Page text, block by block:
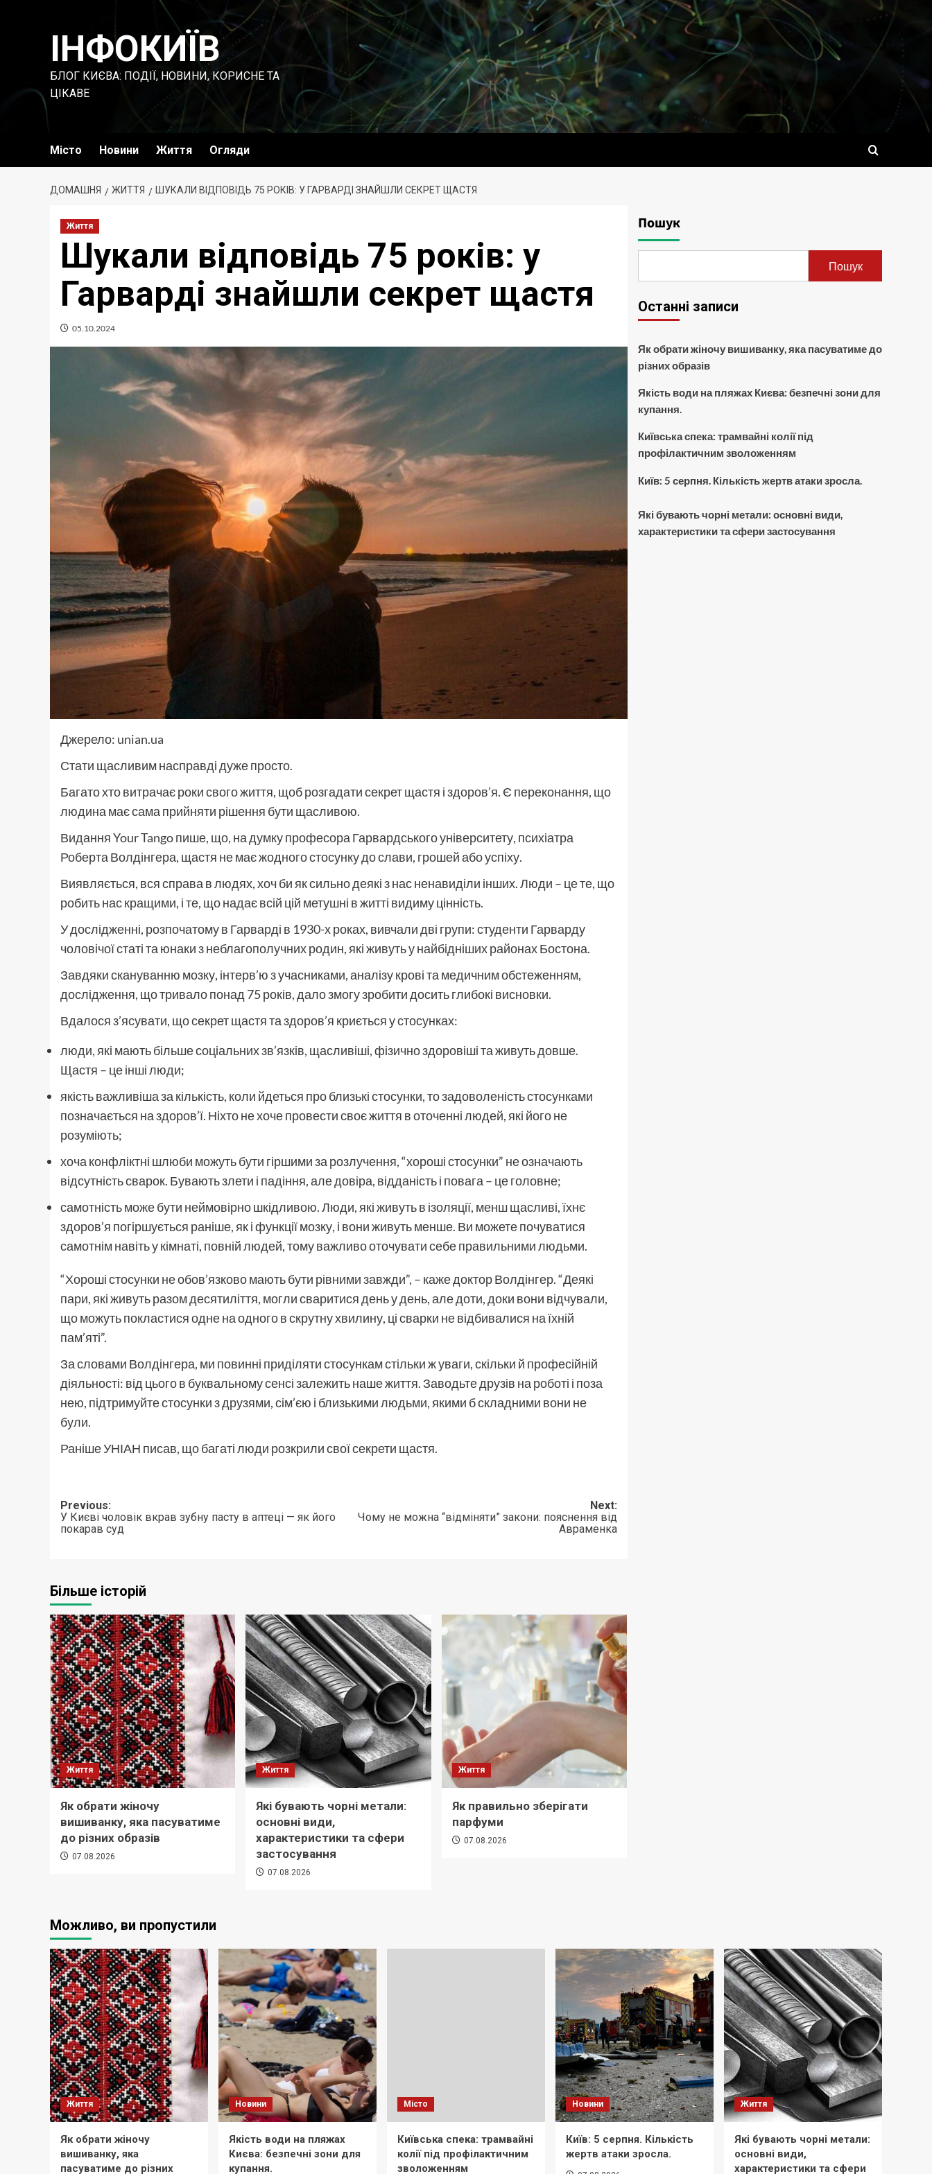
ІНФОКИЇВ
БЛОГ КИЄВА: ПОДІЇ, НОВИНИ, КОРИСНЕ ТА
ЦІКАВЕ
Місто Новини Життя Огляди
ДОМАШНЯ ЖИТТЯ ШУКАЛИ ВІДПОВІДЬ 75 РОКІВ: У ГАРВАРДІ ЗНАЙШЛИ СЕКРЕТ ЩАСТЯ
Життя
Шукали відповідь 75 років: у
Гарварді знайшли секрет щастя
05.10.2024
Джерело: unian.ua
Стати щасливим насправді дуже просто.
Багато хто витрачає роки свого життя, щоб розгадати секрет щастя і здоров’я. Є переконання, що
людина має сама прийняти рішення бути щасливою.
Видання Your Tango пише, що, на думку професора Гарвардського університету, психіатра
Роберта Волдінгера, щастя не має жодного стосунку до слави, грошей або успіху.
Виявляється, вся справа в людях, хоч би як сильно деякі з нас ненавиділи інших. Люди – це те, що
робить нас кращими, і те, що надає всій цій метушні в житті видиму цінність.
У дослідженні, розпочатому в Гарварді в 1930-х роках, вивчали дві групи: студенти Гарварду
чоловічої статі та юнаки з неблагополучних родин, які живуть у найбідніших районах Бостона.
Завдяки скануванню мозку, інтерв’ю з учасниками, аналізу крові та медичним обстеженням,
дослідження, що тривало понад 75 років, дало змогу зробити досить глибокі висновки.
Вдалося з’ясувати, що секрет щастя та здоров’я криється у стосунках:
люди, які мають більше соціальних зв’язків, щасливіші, фізично здоровіші та живуть довше.
Щастя – це інші люди;
якість важливіша за кількість, коли йдеться про близькі стосунки, то задоволеність стосунками
позначається на здоров’ї. Ніхто не хоче провести своє життя в оточенні людей, які його не
розуміють;
хоча конфліктні шлюби можуть бути гіршими за розлучення, “хороші стосунки” не означають
відсутність сварок. Бувають злети і падіння, але довіра, відданість і повага – це головне;
самотність може бути неймовірно шкідливою. Люди, які живуть в ізоляції, менш щасливі, їхнє
здоров’я погіршується раніше, як і функції мозку, і вони живуть менше. Ви можете почуватися
самотнім навіть у кімнаті, повній людей, тому важливо оточувати себе правильними людьми.
“Хороші стосунки не обов’язково мають бути рівними завжди”, – каже доктор Волдінгер. “Деякі
пари, які живуть разом десятиліття, могли сваритися день у день, але доти, доки вони відчували,
що можуть покластися одне на одного в скрутну хвилину, ці сварки не відбивалися на їхній
пам’яті”.
За словами Волдінгера, ми повинні приділяти стосункам стільки ж уваги, скільки й професійній
діяльності: від цього в буквальному сенсі залежить наше життя. Заводьте друзів на роботі і поза
нею, підтримуйте стосунки з друзями, сім’єю і близькими людьми, якими б складними вони не
були.
Раніше УНІАН писав, що багаті люди розкрили свої секрети щастя.
Post
navigation
Previous:
У Києві чоловік вкрав зубну пасту в аптеці — як його
покарав суд
Next:
Чому не можна “відміняти” закони: пояснення від
Авраменка
Більше історій
Життя
Як обрати жіночу
вишиванку, яка пасуватиме
до різних образів
07.08.2026
Життя
Які бувають чорні метали:
основні види,
характеристики та сфери
застосування
07.08.2026
Життя
Як правильно зберігати
парфуми
07.08.2026
Пошук
Пошук
Останні записи
Як обрати жіночу вишиванку, яка пасуватиме до
різних образів
Якість води на пляжах Києва: безпечні зони для
купання.
Київська спека: трамвайні колії під
профілактичним зволоженням
Київ: 5 серпня. Кількість жертв атаки зросла.
Які бувають чорні метали: основні види,
характеристики та сфери застосування
Можливо, ви пропустили
Життя
Як обрати жіночу
вишиванку, яка
пасуватиме до різних
Новини
Якість води на пляжах
Києва: безпечні зони для
купання.
Місто
Київська спека: трамвайні
колії під профілактичним
зволоженням
Новини
Київ: 5 серпня. Кількість
жертв атаки зросла.
Життя
Які бувають чорні метали:
основні види,
характеристики та сфери